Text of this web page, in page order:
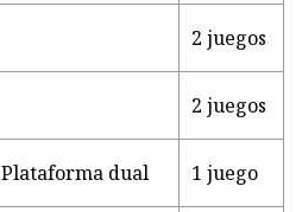
2 juegos
2 juegos
Plataforma dual 1 juego